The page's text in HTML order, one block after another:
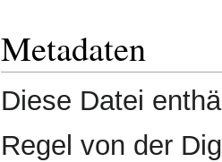
Metadaten
Diese Datei
Regel von der